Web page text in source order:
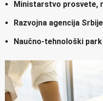
Ministarstvo prosvete,
Razvojna agencija Srbije
Naučno-tehnološki